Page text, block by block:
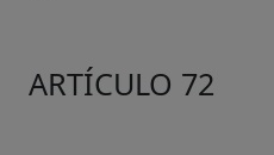
ARTÍCULO 72